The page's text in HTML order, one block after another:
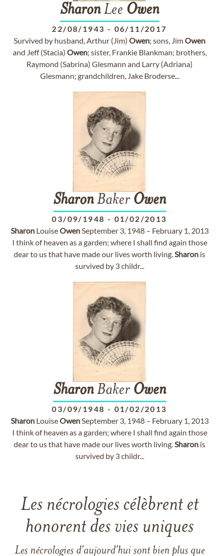
SharonLee Owen
22/08/1943 - 06/11/2017
Survived by husband, Arthur (Jim) Owen; sons, JimOwen
and Jeff (Stacia) Owen; sister, Frankie Blankman; brothers,
Raymond (Sabrina) Glesmann and Larry (Adriana)
Glesmann; grandchildren, Jake Broderse...
SharonBaker Owen
03/09/1948 - 01/02/2013
SharonLouiseOwenSeptember 3, 1948 – February 1, 2013
I think of heaven as a garden; where I shall find again those
dear to us that have made our lives worth living.Sharon is
survived by 3 childr...
SharonBaker Owen
03/09/1948 - 01/02/2013
SharonLouiseOwenSeptember 3, 1948 – February 1, 2013
I think of heaven as a garden; where I shall find again those
dear to us that have made our lives worth living.Sharon is
survived by 3 childr...
Les nécrologies célèbrent et
honorent des vies uniques
Les nécrologies d'aujourd'hui sont bien plus que